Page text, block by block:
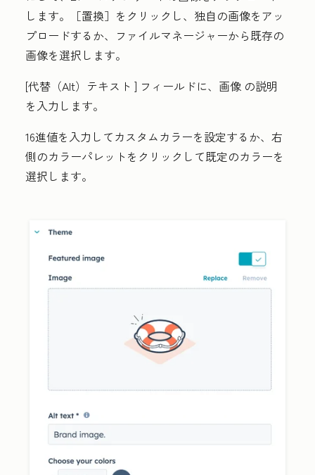
します。
［置換］ をクリックし、独自の画像をアッ
プロードするか、ファイルマネージャーから既存の
画像を選択します。
[代替（Alt）テキスト ] フィールドに、画像 の説明
を入力します。
16進値を入力してカスタムカラーを設定するか、右
側のカラーパレットをクリックして既定のカラーを
選択します。